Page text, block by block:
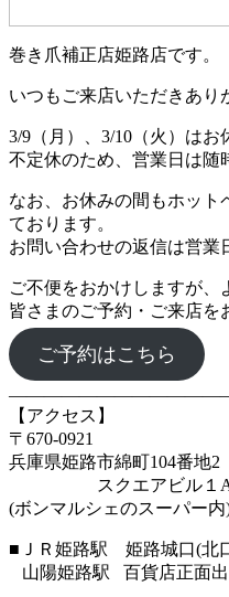
巻き爪補正店姫路店です。
いつもご来店いただきあり
3/9（月）、3/10（火）はお
不定休のため、営業日は随
なお、お休みの間もホット
ております。
お問い合わせの返信は営業
ご不便をおかけしますが、
皆さまのご予約・ご来店を
ご予約はこちら
【アクセス】
〒670‐0921
兵庫県姫路市綿町104番地2
スクエアビル１
(ボンマルシェのスーパー内
■ＪＲ姫路駅 姫路城口(北
山陽姫路駅 百貨店正面